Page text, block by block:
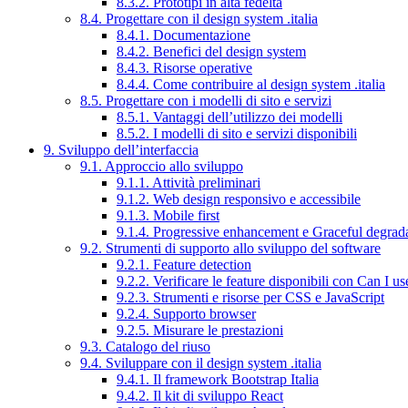
8.4. Progettare con il design system .italia
8.4.1. Documentazione
8.4.2. Benefici del design system
8.4.3. Risorse operative
8.4.4. Come contribuire al design system .italia
8.5. Progettare con i modelli di sito e servizi
8.5.1. Vantaggi dell’utilizzo dei modelli
8.5.2. I modelli di sito e servizi disponibili
9. Sviluppo dell’interfaccia
9.1. Approccio allo sviluppo
9.1.1. Attività preliminari
9.1.2. Web design responsivo e accessibile
9.1.3. Mobile first
9.1.4. Progressive enhancement e Graceful
9.2. Strumenti di supporto allo sviluppo del software
9.2.1. Feature detection
9.2.2. Verificare le feature disponibili con Can I
9.2.3. Strumenti e risorse per CSS e JavaScript
9.2.4. Supporto browser
9.2.5. Misurare le prestazioni
9.3. Catalogo del riuso
9.4. Sviluppare con il design system .italia
9.4.1. Il framework Bootstrap Italia
9.4.2. Il kit di sviluppo React